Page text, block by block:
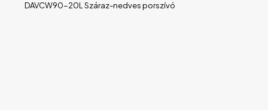
DAVCW90-20L Száraz-nedves porszívó